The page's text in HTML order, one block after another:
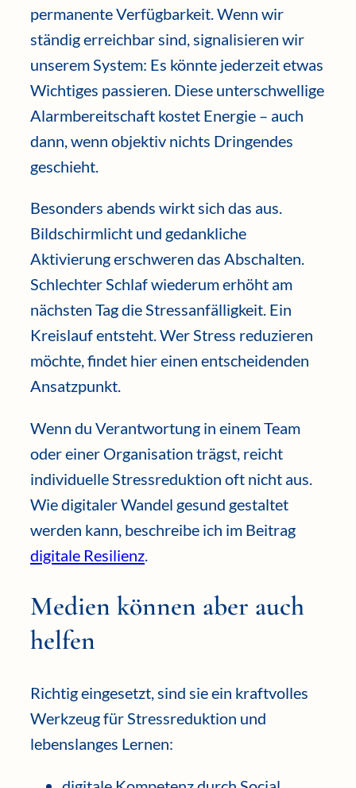
permanente Verfügbarkeit. Wenn wir
ständig erreichbar sind, signalisieren wir
unserem System: Es könnte jederzeit etwas
Wichtiges passieren. Diese unterschwellige
Alarmbereitschaft kostet Energie – auch
dann, wenn objektiv nichts Dringendes
geschieht.
Besonders abends wirkt sich das aus.
Bildschirmlicht und gedankliche
Aktivierung erschweren das Abschalten.
Schlechter Schlaf wiederum erhöht am
nächsten Tag die Stressanfälligkeit. Ein
Kreislauf entsteht. Wer Stress reduzieren
möchte, findet hier einen entscheidenden
Ansatzpunkt.
Wenn du Verantwortung in einem Team
oder einer Organisation trägst, reicht
individuelle Stressreduktion oft nicht aus.
Wie digitaler Wandel gesund gestaltet
werden kann, beschreibe ich im Beitrag
digitale Resilienz
Medien können aber auch
helfen
Richtig eingesetzt, sind sie ein kraftvolles
Werkzeug für Stressreduktion und
lebenslanges Lernen: